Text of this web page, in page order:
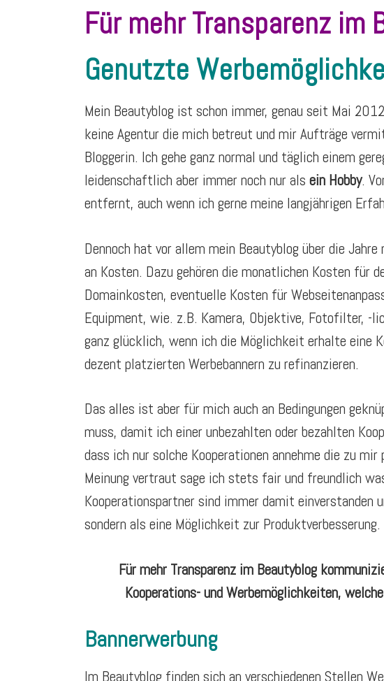
Für mehr Transparenz im
Genutzte
Mein Beautyblog ist schon immer, genau seit Mai
keine Agentur die mich betreut und mir Aufträge
Bloggerin. Ich gehe ganz normal und täglich einem
leidenschaftlich aber immer noch nur als ein Hobby.
entfernt, auch wenn ich gerne meine langjährigen
Dennoch hat vor allem mein Beautyblog über die
an Kosten. Dazu gehören die monatlichen Kosten für
Domainkosten, eventuelle Kosten für
Equipment, wie. z.B. Kamera, Objektive, Fotofilter, -
ganz glücklich, wenn ich die Möglichkeit erhalte eine
dezent platzierten Werbebannern zu refinanzieren.
Das alles ist aber für mich auch an Bedingungen
muss, damit ich einer unbezahlten oder bezahlten
dass ich nur solche Kooperationen annehme die zu
Meinung vertraut sage ich stets fair und freundlich
Kooperationspartner sind immer damit
sondern als eine Möglichkeit zur Produktverbesserung.
Für mehr Transparenz im Beautyblog
Kooperations- und Werbemöglichkeiten,
Bannerwerbung
Im Beautyblog finden sich an verschiedenen Stellen